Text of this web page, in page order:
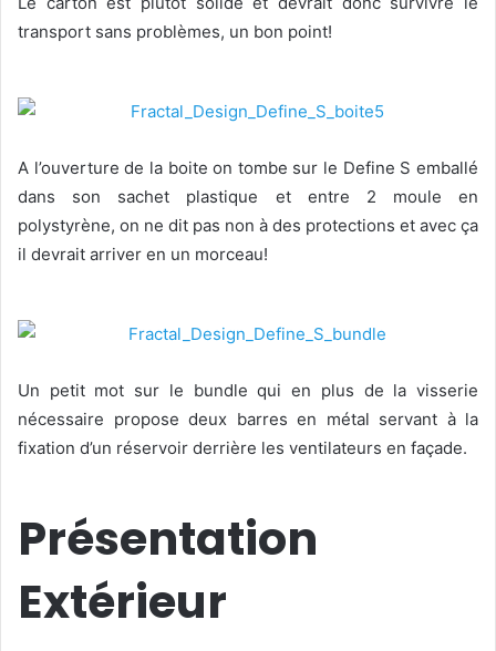
transport sans problèmes, un bon point!
A l’ouverture de la boite on tombe sur le Define S emballé
dans son sachet plastique et entre 2 moule en
polystyrène, on ne dit pas non à des protections et avec ça
il devrait arriver en un morceau!
Un petit mot sur le bundle qui en plus de la visserie
nécessaire propose deux barres en métal servant à la
fixation d’un réservoir derrière les ventilateurs en façade.
Présentation
Extérieur